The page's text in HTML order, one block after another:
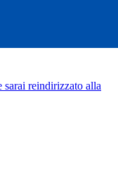
sarai reindirizzato alla